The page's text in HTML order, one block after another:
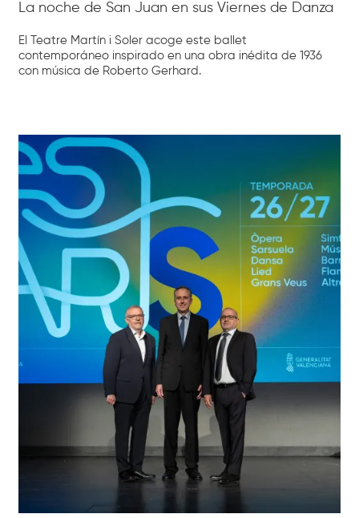
La noche de San Juan en sus Viernes de Danza
El Teatre Martín i Soler acoge este ballet
contemporáneo inspirado en una obra inédita de 1936
con música de Roberto Gerhard.